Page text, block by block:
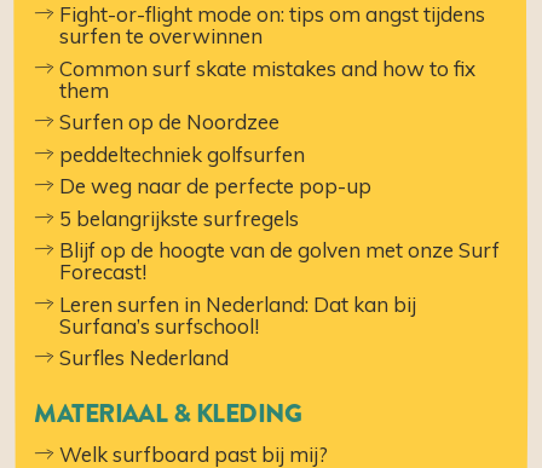
Fight-or-flight mode on: tips om angst tijdens
surfen te overwinnen
Common surf skate mistakes and how to fix
them
Surfen op de Noordzee
peddeltechniek golfsurfen
De weg naar de perfecte pop-up
5 belangrijkste surfregels
Blijf op de hoogte van de golven met onze Surf
Forecast!
Leren surfen in Nederland: Dat kan bij
Surfana’s surfschool!
Surfles Nederland
MATERIAAL & KLEDING
Welk surfboard past bij mij?